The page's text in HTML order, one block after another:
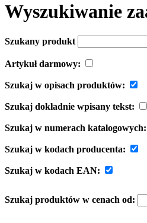
Wyszukiwanie
Szukany produkt
Artykuł darmowy:
Szukaj w opisach produktów:
Szukaj dokładnie wpisany tekst:
Szukaj w numerach katalogowych:
Szukaj w kodach producenta:
Szukaj w kodach EAN:
Szukaj produktów w cenach od: